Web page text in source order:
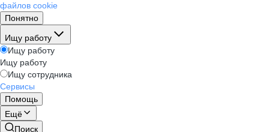
файлов cookie
Понятно
Ищу работу
Ищу работу
Ищу работу
Ищу сотрудника
Сервисы
Помощь
Ещё
Поиск